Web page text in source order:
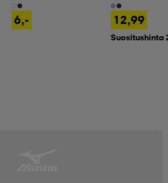
6,- 12,99
Suositushinta